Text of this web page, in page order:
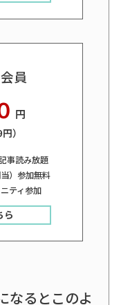
員
円
）
事読み放題
）参加無料
ティ参加
ら
なるとこのよ